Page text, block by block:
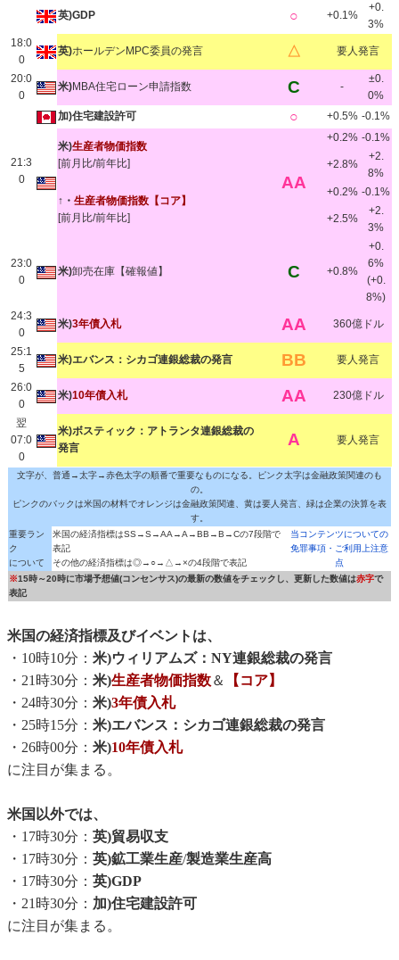
英)GDP ○ +0.1%
+0.
3%
18:0
0
英)ホールデンMPC委員の発言 △ 要人発言
20:0
0
米)MBA住宅ローン申請指数 C -
±0.
0%
21:3
0
加)住宅建設許可 ○ +0.5% -0.1%
米)生産者物価指数
[前月比/前年比]
AA
+0.2% -0.1%
+2.8%
+2.
8%
↑・ 生産者物価指数【コア】
[前月比/前年比]
+0.2% -0.1%
+2.5%
+2.
3%
23:0
0
米)卸売在庫【確報値】 C +0.8%
+0.
6%
(+0.
8%)
24:3
0
米)3年債入札 AA 360億ドル
25:1
5
米)エバンス：シカゴ連銀総裁の発言 BB 要人発言
26:0
0
米)10年債入札 AA 230億ドル
翌
07:0
0
米)ボスティック：アトランタ連銀総裁の
発言
A 要人発言
文字が、普通→太字→赤色太字の順番で重要なものになる。ピンク太字は金融政策関連のも
の。
ピンクのバックは米国の材料でオレンジは金融政策関連、黄は要人発言、緑は企業の決算を表
す。
重要ラン
ク
について
米国の経済指標はSS→S→AA→A→BB→B→Cの7段階で
表記
その他の経済指標は◎→○→△→×の4段階で表記
当コンテンツについての
免罪事項・ご利用上注意
点
※15時～20時に市場予想値(コンセンサス)の最新の数値をチェックし、更新した数値は赤字で
表記
米国の経済指標及びイベントは、
・10時10分： 米)ウィリアムズ：NY連銀総裁の発言
・21時30分： 米)生産者物価指数＆
【コア】
・24時30分： 米)3年債入札
・25時15分： 米)エバンス：シカゴ連銀総裁の発言
・26時00分： 米)10年債入札
に注目が集まる。
米国以外では、
・17時30分： 英)貿易収支
・17時30分： 英)鉱工業生産/製造業生産高
・17時30分： 英)GDP
・21時30分： 加)住宅建設許可
に注目が集まる。